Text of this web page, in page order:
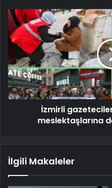
İzmirli
meslektaşlarına
İlgili Makaleler